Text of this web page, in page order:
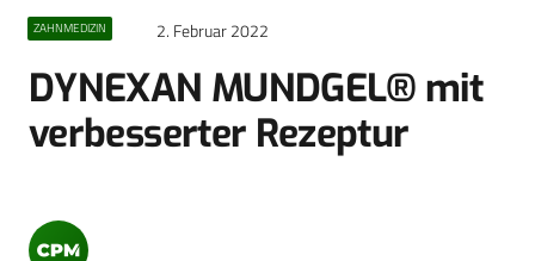
ZAHNMEDIZIN 2. Februar 2022
DYNEXAN MUNDGEL® mit
verbesserter Rezeptur